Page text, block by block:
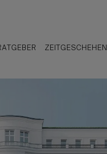
ZEITGESCHEHEN